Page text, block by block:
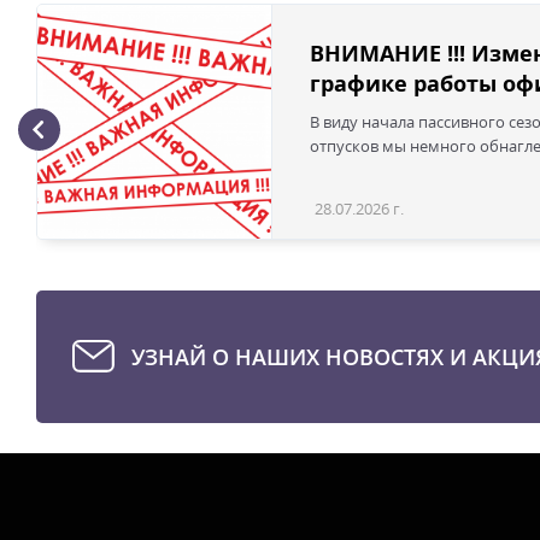
ВНИМАНИЕ !!!
графике работы
В виду начала пассивного
отпусков мы немного
28.07.2026 г.
УЗНАЙ О НАШИХ НОВОСТЯХ И